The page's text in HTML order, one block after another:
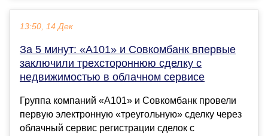
13:50, 14 Дек
За 5 минут: «А101» и Совкомбанк впервые
заключили трехстороннюю сделку с
недвижимостью в облачном сервисе
Группа компаний «А101» и Совкомбанк провели
первую электронную «треугольную» сделку через
облачный сервис регистрации сделок с